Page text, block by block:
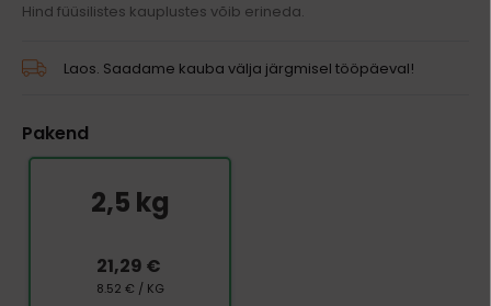
Hind füüsilistes kauplustes võib erineda.
Laos. Saadame kauba välja järgmisel tööpäeval!
Pakend
2,5 kg
21,29 €
8.52 € / KG